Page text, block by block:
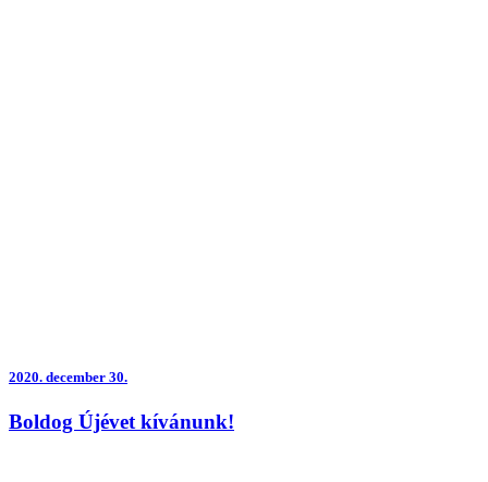
2020. december 30.
Boldog Újévet kívánunk!